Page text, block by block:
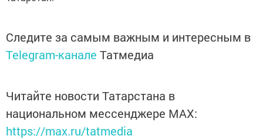
Следите за самым важным и интересным в
Telegram-канале Татмедиа
Читайте новости Татарстана в
национальном мессенджере MАХ:
https://max.ru/tatmedia